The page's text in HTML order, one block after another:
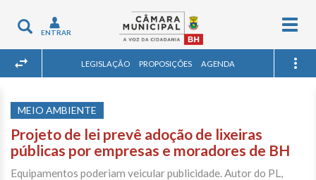
Toggle
navigation
ENTRAR
LEGISLAÇÃO PROPOSIÇÕES AGENDA
MEIO AMBIENTE
Projeto de lei prevê adoção de lixeiras
públicas por empresas e moradores de BH
Equipamentos poderiam veicular publicidade. Autor do PL,